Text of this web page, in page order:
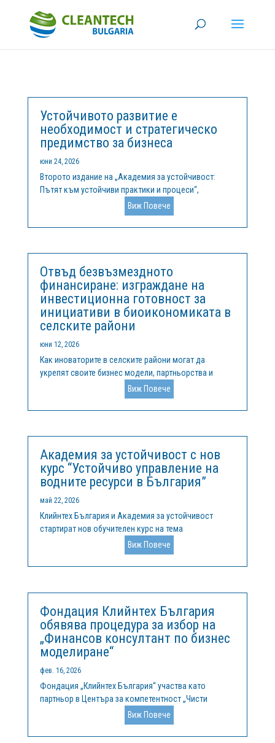
Устойчивото развитие е
необходимост и стратегическо
предимство за бизнеса
юни 24, 2026
Второто издание на „Академия за устойчивост:
Пътят към устойчиви практики и процеси“,
организирано от ОББ и Клийнтех България, се
проведе на 11 юни 2026 г. в Експозиционен център
Флора Бургас. Събитието събра на едно място
Виж Повече
Отвъд безвъзмездното
финансиране: изграждане на
инвестиционна готовност за
инициативи в биоикономиката в
селските райони
юни 12, 2026
Как иноваторите в селските райони могат да
укрепят своите бизнес модели, партньорства и
възможности за растеж, за да получат достъп до
европейско финансиране и частни инвестицииВ
цяла Европа селските райони все по-често се
Виж Повече
Академия за устойчивост с нов
курс “Устойчиво управление на
водните ресурси в България”
май 22, 2026
Клийнтех България и Академия за устойчивост
стартират нов обучителен курс на тема
„Устойчивото управление на водните ресурси в
България“. Основните теми, които са включени в
него, са свързани с предизвикателствата пред
Виж Повече
Фондация Клийнтех България
обявява процедура за избор на
„Финансов консултант по бизнес
моделиране“
фев. 16, 2026
Фондация „Клийнтех България“ участва като
партньор в Центъра за компетентност „Чисти
технологии за устойчива околна среда – води,
отпадъци, енергия за кръгова икономика“,
финансиран по Програма „Научни изследвания,
Виж Повече